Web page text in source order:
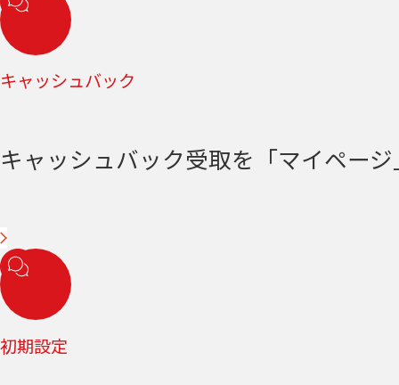
キャッシュバック
キャッシュバック受取を「マイペー
初期設定